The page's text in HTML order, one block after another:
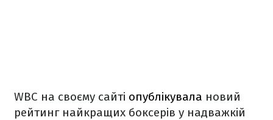
WBC на своєму сайті опублікувала новий
рейтинг найкращих боксерів у надважкій